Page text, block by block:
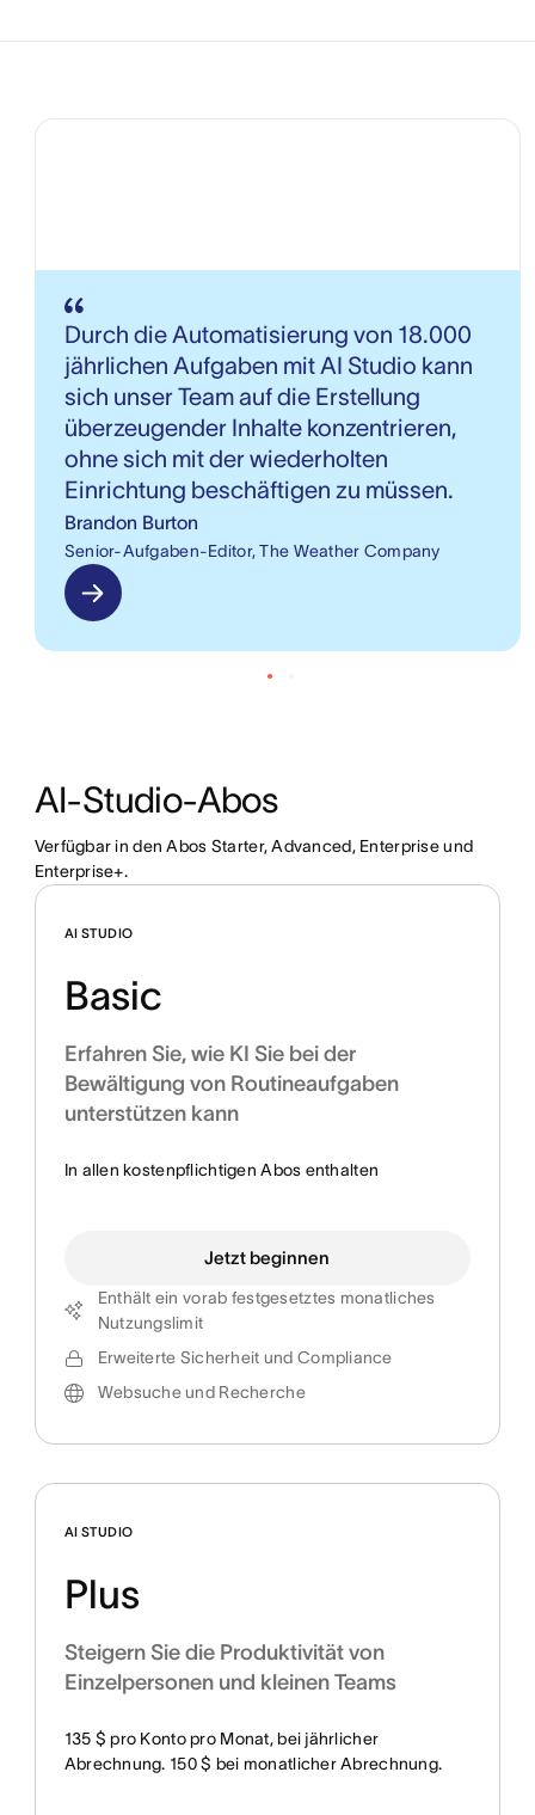
Durch die Automatisierung von 18.000
jährlichen Aufgaben mit AI Studio kann
sich unser Team auf die Erstellung
überzeugender Inhalte konzentrieren,
ohne sich mit der wiederholten
Einrichtung beschäftigen zu müssen.
Brandon Burton
Senior-Aufgaben-Editor, The Weather Company
AI-Studio-Abos
Verfügbar in den Abos Starter, Advanced, Enterprise und
Enterprise+.
AI STUDIO
Basic
Erfahren Sie, wie KI Sie bei der
Bewältigung von Routineaufgaben
unterstützen kann
In allen kostenpflichtigen Abos enthalten
Jetzt beginnen
Enthält ein vorab festgesetztes monatliches
Nutzungslimit
Erweiterte Sicherheit und Compliance
Websuche und Recherche
AI STUDIO
Plus
Steigern Sie die Produktivität von
Einzelpersonen und kleinen Teams
135 $ pro Konto pro Monat, bei jährlicher
Abrechnung. 150 $ bei monatlicher Abrechnung.